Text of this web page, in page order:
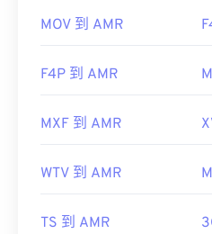
MOV 到 AMR
F4P 到 AMR
MXF 到 AMR
WTV 到 AMR
TS 到 AMR